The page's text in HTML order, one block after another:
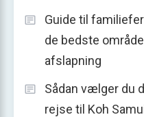
Guide til
de bedste
afslapning
Sådan vælger du
rejse til Koh